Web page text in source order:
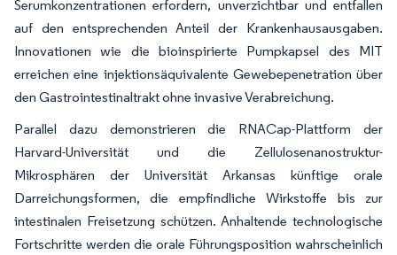
Serumkonzentrationen erfordern, unverzichtbar und entfallen
auf den entsprechenden Anteil der Krankenhausausgaben.
Innovationen wie die bioinspirierte Pumpkapsel des MIT
erreichen eine injektionsäquivalente Gewebepenetration über
den Gastrointestinaltrakt ohne invasive Verabreichung.
Parallel dazu demonstrieren die RNACap-Plattform der
Harvard-Universität und die Zellulosenanostruktur-
Mikrosphären der Universität Arkansas künftige orale
Darreichungsformen, die empfindliche Wirkstoffe bis zur
intestinalen Freisetzung schützen. Anhaltende technologische
Fortschritte werden die orale Führungsposition wahrscheinlich